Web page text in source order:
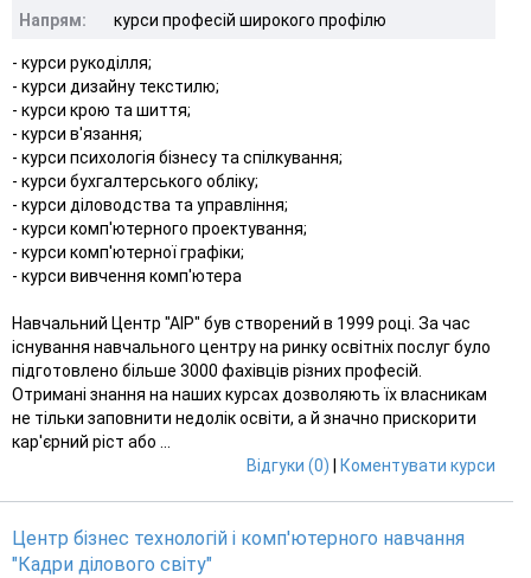
Напрям:
курси професій широкого профілю
- курси рукоділля;
- курси дизайну текстилю;
- курси крою та шиття;
- курси в'язання;
- курси психологія бізнесу та спілкування;
- курси бухгалтерського обліку;
- курси діловодства та управління;
- курси комп'ютерного проектування;
- курси комп'ютерної графіки;
- курси вивчення комп'ютера
Навчальний Центр "АІР" був створений в 1999 році. За час
існування навчального центру на ринку освітніх послуг було
підготовлено більше 3000 фахівців різних професій.
Отримані знання на наших курсах дозволяють їх власникам
не тільки заповнити недолік освіти, а й значно прискорити
кар'єрний ріст або ...
Відгуки (0)
Коментувати курси
Центр бізнес технологій і комп'ютерного навчання
"Кадри ділового світу"